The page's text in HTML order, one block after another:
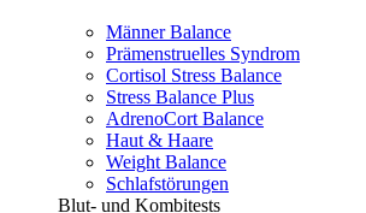
Männer Balance
Prämenstruelles Syndrom
Cortisol Stress Balance
Stress Balance Plus
AdrenoCort Balance
Haut & Haare
Weight Balance
Schlafstörungen
Blut- und Kombitests